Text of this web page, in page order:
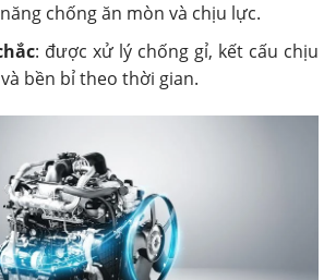
chống ăn mòn và chịu lực.
: được xử lý chống gỉ, kết cấu chịu
bền bỉ theo thời gian.